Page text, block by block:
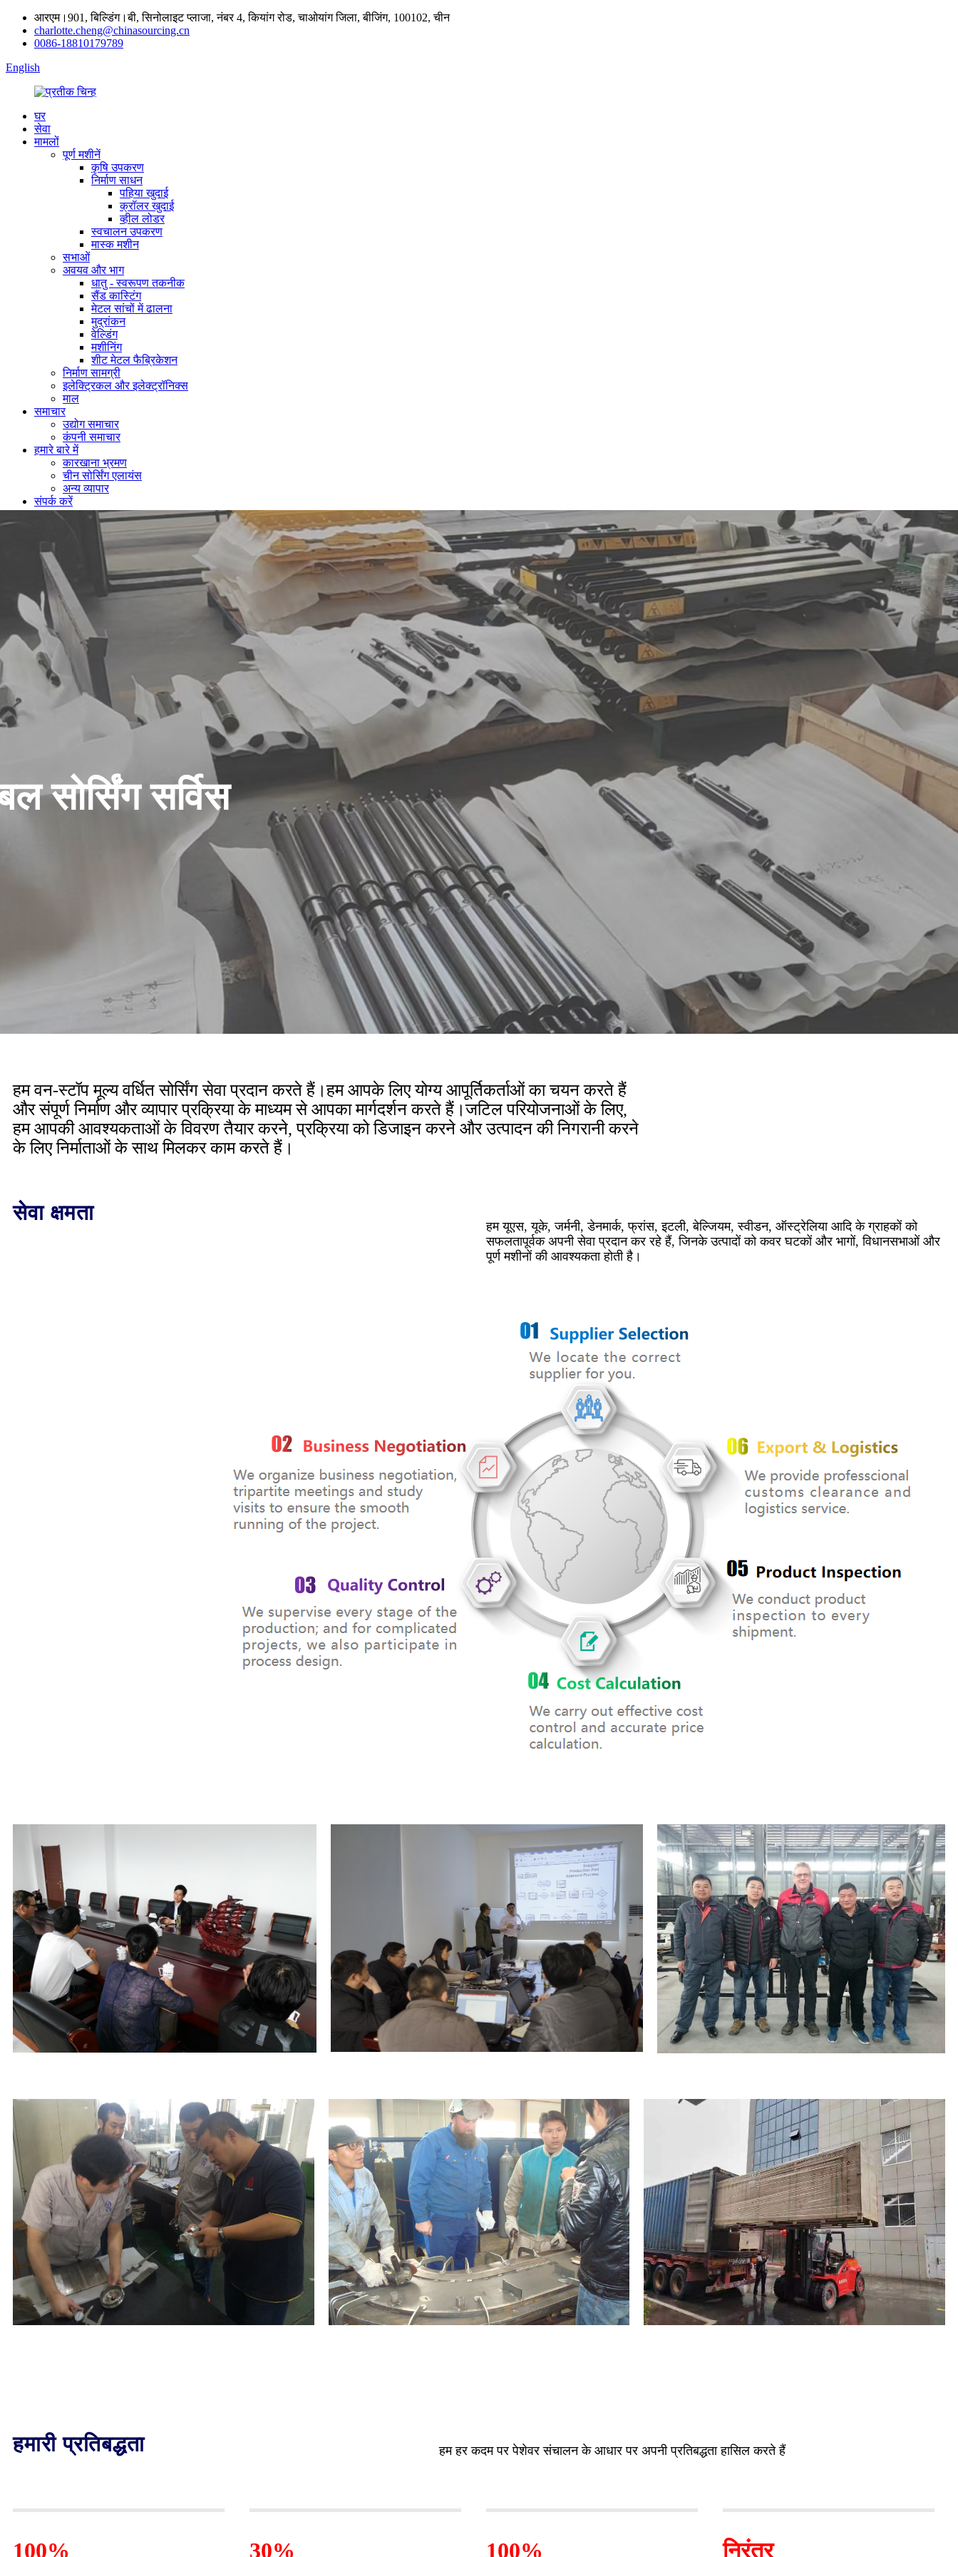
आरएम।901, बिल्डिंग।बी, सिनोलाइट प्लाजा, नंबर 4, कियांग रोड, चाओयांग जिला, बीजिंग, 100102, चीन
charlotte.cheng@chinasourcing.cn
0086-18810179789
English
घर
सेवा
मामलों
पूर्ण मशीनें
कृषि उपकरण
निर्माण साधन
पहिया खुदाई
क्रॉलर खुदाई
व्हील लोडर
स्वचालन उपकरण
मास्क मशीन
सभाओं
अवयव और भाग
धातु - स्वरूपण तकनीक
सैंड कास्टिंग
मेटल सांचों में ढालना
मुद्रांकन
वेल्डिंग
मशीनिंग
शीट मेटल फैब्रिकेशन
निर्माण सामग्री
इलेक्ट्रिकल और इलेक्ट्रॉनिक्स
माल
समाचार
उद्योग समाचार
कंपनी समाचार
हमारे बारे में
कारखाना भ्रमण
चीन सोर्सिंग एलायंस
अन्य व्यापार
संपर्क करें
सोर्सिंग सर्विस
हम वन-स्टॉप मूल्य वर्धित सोर्सिंग सेवा प्रदान करते हैं।हम आपके लिए योग्य आपूर्तिकर्ताओं का चयन करते हैं
और संपूर्ण निर्माण और व्यापार प्रक्रिया के माध्यम से आपका मार्गदर्शन करते हैं।जटिल परियोजनाओं के लिए,
हम आपकी आवश्यकताओं के विवरण तैयार करने, प्रक्रिया को डिजाइन करने और उत्पादन की निगरानी करने
के लिए निर्माताओं के साथ मिलकर काम करते हैं।
सेवा क्षमता
हम यूएस, यूके, जर्मनी, डेनमार्क, फ्रांस, इटली, बेल्जियम, स्वीडन, ऑस्ट्रेलिया आदि के ग्राहकों को
सफलतापूर्वक अपनी सेवा प्रदान कर रहे हैं, जिनके उत्पादों को कवर घटकों और भागों, विधानसभाओं और
पूर्ण मशीनों की आवश्यकता होती है।
हमारी प्रतिबद्धता हम हर कदम पर पेशेवर संचालन के आधार पर अपनी प्रतिबद्धता हासिल करते हैं
100% 30% 100% निरंतर